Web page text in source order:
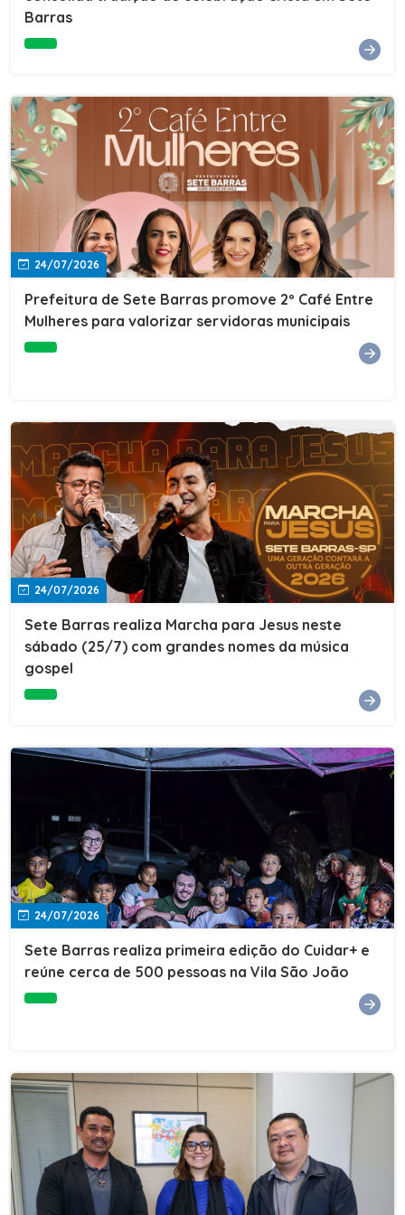
e do Instituto de Desenvolvimento Profissional
fundador da empresa Seu Consultor.Inscrições: FAÇA
AQUI
Barras
24/07/2026
Prefeitura de Sete Barras promove 2º Café Entre
Mulheres para valorizar servidoras municipais
24/07/2026
Sete Barras realiza Marcha para Jesus neste
sábado (25/7) com grandes nomes da música
gospel
24/07/2026
Sete Barras realiza primeira edição do Cuidar+ e
reúne cerca de 500 pessoas na Vila São João